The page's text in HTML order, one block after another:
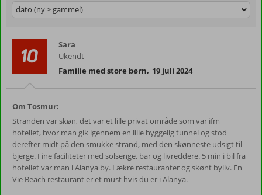
dato (ny > gammel)
10
Sara
Ukendt
Familie med store børn, 19 juli 2024
Om Tosmur:
Stranden var skøn, det var et lille privat område som var ifm
hotellet, hvor man gik igennem en lille hyggelig tunnel og stod
derefter midt på den smukke strand, med den skønneste udsigt til
bjerge. Fine faciliteter med solsenge, bar og livreddere. 5 min i bil fra
hotellet var man i Alanya by. Lækre restauranter og skønt byliv. En
Vie Beach restaurant er et must hvis du er i Alanya.